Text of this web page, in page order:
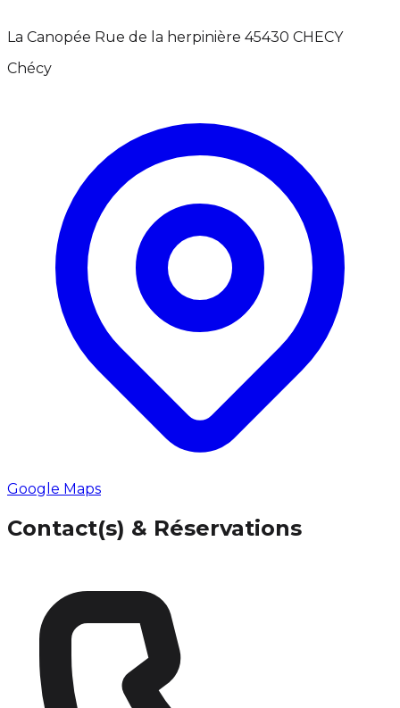
La Canopée Rue de la herpinière 45430 CHECY
Chécy
Google Maps
Contact(s) & Réservations